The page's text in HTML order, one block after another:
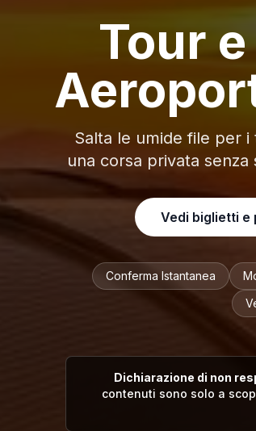
Tour
Salta le umide file per
una corsa privata
Vedi biglietti e
Conferma Istantanea
Dichiarazione di non
contenuti sono solo a